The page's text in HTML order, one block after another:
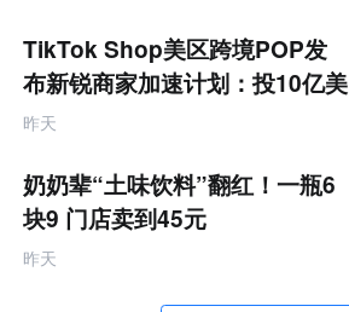
TikTok Shop美区跨境POP发
布新锐商家加速计划：投10亿美
金资源帮扶四类商家
昨天
奶奶辈“土味饮料”翻红！一瓶6
块9 门店卖到45元
昨天